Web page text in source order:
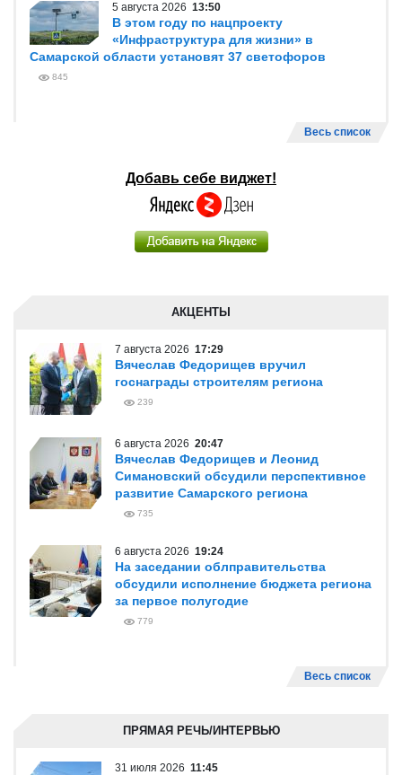
5 августа 2026 13:50
В этом году по нацпроекту
«Инфраструктура для жизни» в
Самарской области установят 37 светофоров
845
Весь список
Добавь себе виджет!
АКЦЕНТЫ
7 августа 2026 17:29
Вячеслав Федорищев вручил
госнаграды строителям региона
239
6 августа 2026 20:47
Вячеслав Федорищев и Леонид
Симановский обсудили перспективное
развитие Самарского региона
735
6 августа 2026 19:24
На заседании облправительства
обсудили исполнение бюджета региона
за первое полугодие
779
Весь список
ПРЯМАЯ РЕЧЬ/ИНТЕРВЬЮ
31 июля 2026 11:45